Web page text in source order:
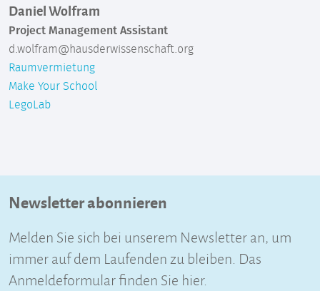
Daniel Wolfram
Project Management Assistant
d.wolfram@hausderwissenschaft.org
Raumvermietung
Make Your School
LegoLab
Newsletter abonnieren
Melden Sie sich bei unserem Newsletter an, um
immer auf dem Laufenden zu bleiben. Das
Anmeldeformular finden Sie hier.